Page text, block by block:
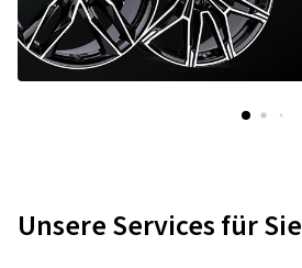
Unsere Services für Sie